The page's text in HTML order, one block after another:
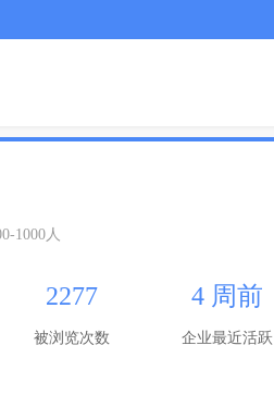
1000人
2277
被浏览次数
4 周前
企业最近活跃